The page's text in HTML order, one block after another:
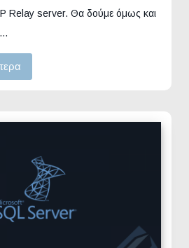
Relay server. Θα δούμε όμως και